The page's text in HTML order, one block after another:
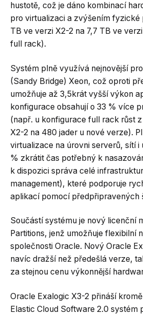
hustotě, což je dáno kombinací
pro virtualizaci a zvýšením fyzické
TB ve verzi X2-2 na 7,7 TB ve
full rack).
Systém plně využívá nejnovější
(Sandy Bridge) Xeon, což oproti
umožňuje až 3,5krát vyšší výkon
konfigurace obsahují o 33 % více
(např. u konfigurace full rack růst
X2-2 na 480 jader u nové verze).
virtualizace na úrovni serverů, sítí i
% zkrátit čas potřebný k
k dispozici správa celé
management), které podporuje
aplikací pomocí předpřipravených
Součástí systému je nový licenční
Partitions, jenž umožňuje flexibilní
společnosti Oracle. Nový Oracle
navíc dražší než předešlá verze,
za stejnou cenu výkonnější
Oracle Exalogic X3-2 přináší
Elastic Cloud Software 2.0 systém